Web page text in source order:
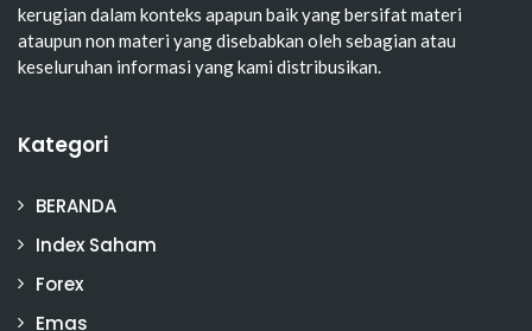
kerugian dalam konteks apapun baik yang bersifat materi
ataupun non materi yang disebabkan oleh sebagian atau
keseluruhan informasi yang kami distribusikan.
Kategori
BERANDA
Index Saham
Forex
Emas